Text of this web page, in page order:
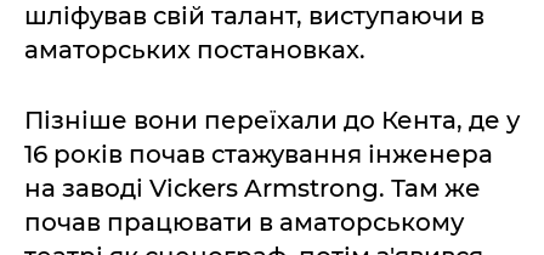
шліфував свій талант, виступаючи в
аматорських постановках.
Пізніше вони переїхали до Кента, де у
16 років почав стажування інженера
на заводі Vickers Armstrong. Там же
почав працювати в аматорському